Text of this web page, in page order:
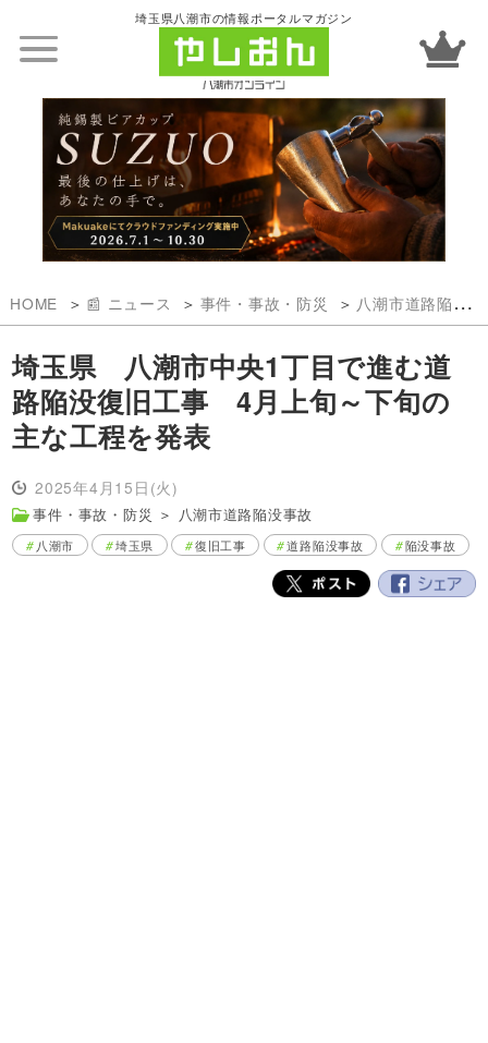
埼玉県八潮市の情報ポータルマガジン
HOME 📰 ニュース 事件・事故・防災 八潮市道路陥没事故
埼玉県 八潮市中央1丁目で進む道
路陥没復旧工事 4月上旬～下旬の
主な工程を発表
2025年4月15日(火)
事件・事故・防災 ＞ 八潮市道路陥没事故
八潮市 埼玉県 復旧工事 道路陥没事故 陥没事故